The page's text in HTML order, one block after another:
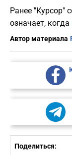
Ранее "Курсор"
означает, когда
Автор материала
Поделиться: